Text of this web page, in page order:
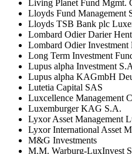
Living Planet Fund Mgmt.
Lloyds Fund Management
Lloyds TSB Bank plc
Lombard Odier Darier
Lombard Odier Investment
Long Term Investment
Lupus alpha Investment
Lupus alpha KAGmbH
Lutetia Capital SAS
Luxcellence Management
Luxemburger KAG S.A.
Lyxor Asset Management
Lyxor International Asset
M&G Investments
M.M. Warburg-LuxInvest